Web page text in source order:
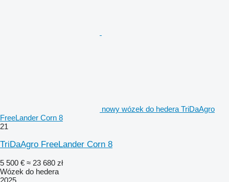
nowy wózek do hedera TriDaAgro
FreeLander Corn 8
21
TriDaAgro FreeLander Corn 8
5 500 € ≈ 23 680 zł
Wózek do hedera
2025